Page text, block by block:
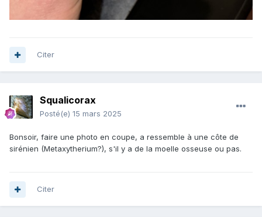
Citer
Squalicorax
Posté(e) 15 mars 2025
Bonsoir, faire une photo en coupe, a ressemble à une côte de
sirénien (Metaxytherium?), s'il y a de la moelle osseuse ou pas.
Citer